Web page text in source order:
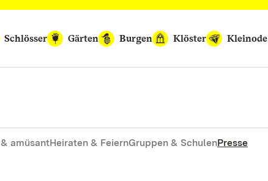
Schlösser
Gärten Burgen Klöster Kleinode
amüsantHeiraten & FeiernGruppen & SchulenPresse